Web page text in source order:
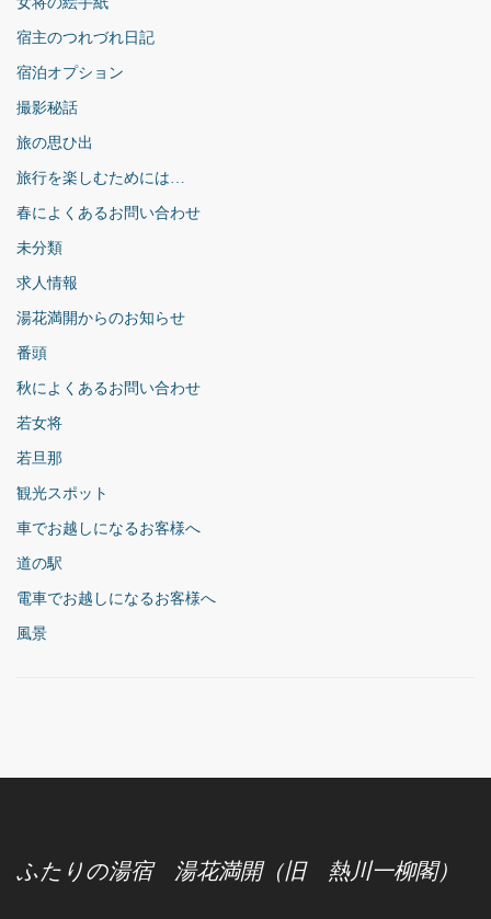
宿主のつれづれ日記
宿泊オプション
撮影秘話
旅の思ひ出
旅行を楽しむためには…
春によくあるお問い合わせ
未分類
求人情報
湯花満開からのお知らせ
番頭
秋によくあるお問い合わせ
若女将
若旦那
観光スポット
車でお越しになるお客様へ
道の駅
電車でお越しになるお客様へ
風景
ふたりの湯宿 湯花満開（旧 熱川一柳閣）